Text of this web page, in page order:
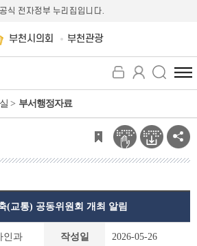
식 전자정부 누리집입니다.
부천시의회 부천관광
전
체
뉴
보
기
> 부서행정자료
(교통) 공동위원회 개최 알림
인과 작성일 2026-05-26